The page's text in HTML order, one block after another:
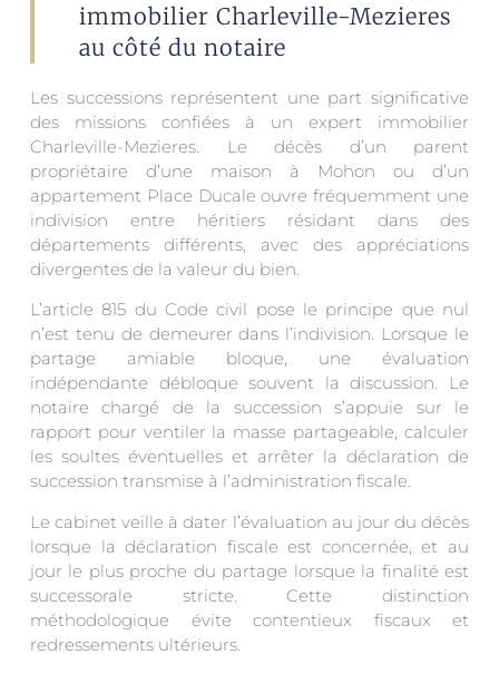
immobilier Charleville-Mezieres
au côté du notaire
Les successions représentent une part significative
des missions confiées à un expert immobilier
Charleville-Mezieres. Le décès d’un parent
propriétaire d’une maison à Mohon ou d’un
appartement Place Ducale ouvre fréquemment une
indivision entre héritiers résidant dans des
départements différents, avec des appréciations
divergentes de la valeur du bien.
L’article 815 du Code civil pose le principe que nul
n’est tenu de demeurer dans l’indivision. Lorsque le
partage amiable bloque, une évaluation
indépendante débloque souvent la discussion. Le
notaire chargé de la succession s’appuie sur le
rapport pour ventiler la masse partageable, calculer
les soultes éventuelles et arrêter la déclaration de
succession transmise à l’administration fiscale.
Le cabinet veille à dater l’évaluation au jour du décès
lorsque la déclaration fiscale est concernée, et au
jour le plus proche du partage lorsque la finalité est
successorale stricte. Cette distinction
méthodologique évite contentieux fiscaux et
redressements ultérieurs.